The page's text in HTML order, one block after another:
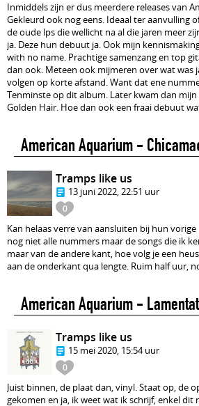
Inmiddels zijn er dus meerdere releases van
Gekleurd ook nog eens. Ideaal ter aanvulling
de oude lps die wellicht na al die jaren meer
ja. Deze hun debuut ja. Ook mijn
with no name. Prachtige samenzang en top
dan ook. Meteen ook mijmeren over wat was
volgen op korte afstand. Want dat ene
Tenminste op dit album. Later kwam dan
Golden Hair. Hoe dan ook een fraai debuut
American Aquarium -
0
Tramps like us
13 juni 2022, 22:51 uur
Kan helaas verre van aansluiten bij hun
nog niet alle nummers maar de songs die ik
maar van de andere kant, hoe volg je een
aan de onderkant qua lengte. Ruim half uur,
American Aquarium -
0
Tramps like us
15 mei 2020, 15:54 uur
Juist binnen, de plaat dan, vinyl. Staat op, de
gekomen en ja, ik weet wat ik schrijf, enkel dit